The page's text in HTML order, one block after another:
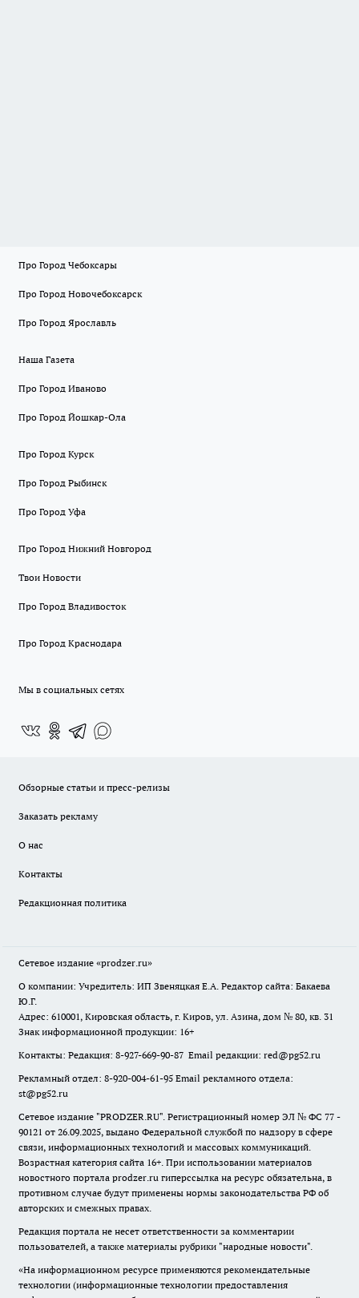
Про Город Чебоксары
Про Город Новочебоксарск
Про Город Ярославль
Наша Газета
Про Город Иваново
Про Город Йошкар-Ола
Про Город Курск
Про Город Рыбинск
Про Город Уфа
Про Город Нижний Новгород
Твои Новости
Про Город Владивосток
Про Город Краснодара
Мы в социальных сетях
Обзорные статьи и пресс-релизы
Заказать рекламу
О нас
Контакты
Редакционная политика
Сетевое издание «prodzer.ru»
О компании: Учредитель: ИП Звеняцкая Е.А. Редактор сайта: Бакаева
Ю.Г.
Адрес: 610001, Кировская область, г. Киров, ул. Азина, дом № 80, кв. 31
Знак информационной продукции: 16+
Контакты: Редакция: 8-927-669-90-87 Email редакции: red@pg52.ru
Рекламный отдел: 8-920-004-61-95 Email рекламного отдела:
st@pg52.ru
Сетевое издание "PRODZER.RU". Регистрационный номер ЭЛ № ФС 77 -
90121 от 26.09.2025, выдано Федеральной службой по надзору в сфере
связи, информационных технологий и массовых коммуникаций.
Возрастная категория сайта 16+. При использовании материалов
новостного портала prodzer.ru гиперссылка на ресурс обязательна, в
противном случае будут применены нормы законодательства РФ об
авторских и смежных правах.
Редакция портала не несет ответственности за комментарии
пользователей, а также материалы рубрики "народные новости".
«На информационном ресурсе применяются рекомендательные
технологии (информационные технологии предоставления